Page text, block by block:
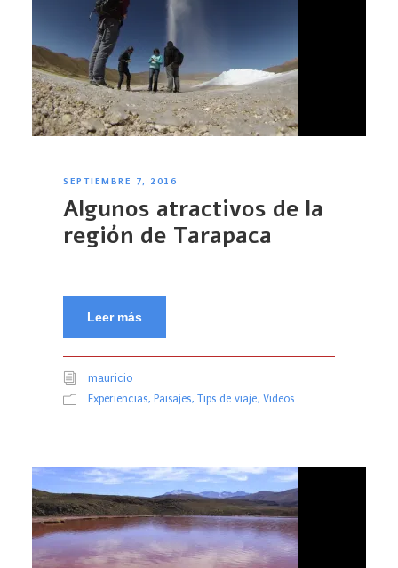
SEPTIEMBRE 7, 2016
Algunos atractivos de la
región de Tarapaca
Leer más
mauricio
Experiencias, Paisajes, Tips de viaje, Videos